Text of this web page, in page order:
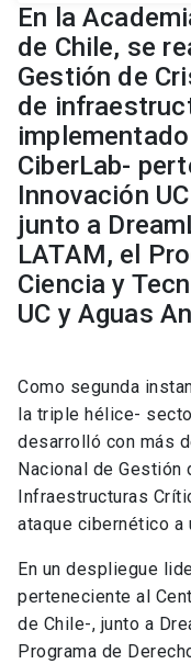
En la
de Chile, se
Gestión de
de
CiberLab-
Innovación
junto a
LATAM, el
Ciencia y
UC y Aguas
Como segunda
la triple hélice-
desarrolló con más
Nacional de
Infraestructuras
ataque cibernético a
En un despliegue
perteneciente al
de Chile-, junto a
Programa de